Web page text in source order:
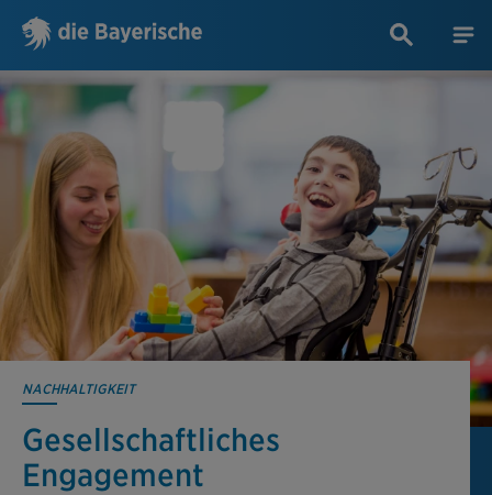
NACHHALTIGKEIT
Gesellschaftliches
Engagement